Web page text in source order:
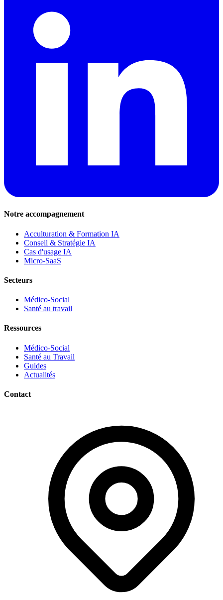
Notre accompagnement
Acculturation & Formation IA
Conseil & Stratégie IA
Cas d'usage IA
Micro-SaaS
Secteurs
Médico-Social
Santé au travail
Ressources
Médico-Social
Santé au Travail
Guides
Actualités
Contact